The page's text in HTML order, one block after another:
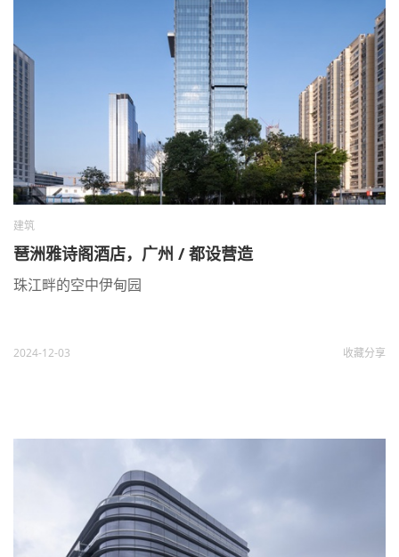
建筑
琶洲雅诗阁酒店，广州 / 都设营造
珠江畔的空中伊甸园
2024-12-03 收藏分享